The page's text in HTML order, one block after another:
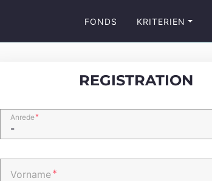
FONDS KRITERIEN
REGISTRATION
Anrede*
Vorname*